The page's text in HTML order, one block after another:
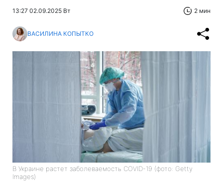
13:27 02.09.2025 Вт 2 мин
ВАСИЛИНА КОПЫТКО
В Украине растет заболеваемость COVID-19 (фото: Getty
Images)